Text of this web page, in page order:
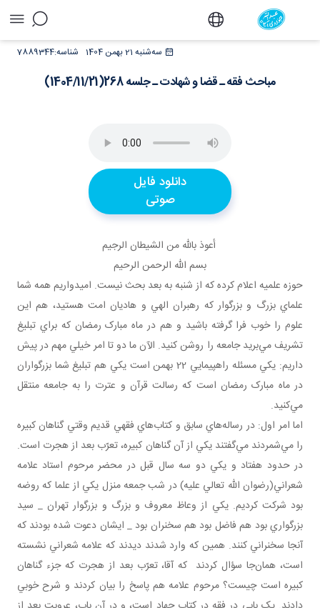
مباحث فقه ـ قضا و شهادت ـ جلسه
سه‌شنبه 21 بهمن 1404 7889344شناسه:
مباحث فقه ـ قضا و شهادت ـ جلسه 268(1404/11/21)
دانلود فایل
صوتی
أعوذ بالله من الشيطان الرجيم
بسم الله الرحمن الرحيم
حوزه علميه اعلام کرده که از شنبه به بعد بحث نيست. اميدواريم همه شما
علماي بزرگ و بزرگوار که رهبران الهي و هاديان امت هستيد، هم اين
علوم را خوب فرا گرفته باشيد و هم در ماه مبارک رمضان که براي تبليغ
تشريف مي‌بريد جامعه را روشن کنيد. الآن ما دو تا امر خيلي مهم در پيش
داريم: يکي مسئله راهپيمايي 22 بهمن است يکي هم تبليغ شما بزرگواران
در ماه مبارک رمضان است که رسالت قرآن و عترت را به جامعه منتقل
مي‌کنيد.
اما امر اول: در رساله‌هاي سابق و کتاب‌هاي فقهي قديم وقتي گناهان کبيره
را مي‌شمردند مي‌گفتند يکي از آن گناهان کبيره، تعرّب بعد از هجرت است.
در حدود هفتاد و يکي دو سه سال قبل در محضر مرحوم استاد علامه
شعراني(رضوان الله تعالي عليه) در شب جمعه منزل يکي از علما که روضه
بود شرکت کرديم. يکي از وعاظ معروف و بزرگ و بزرگوار تهران _ سيد
بزرگواري بود هم فاضل بود هم سخنران بود _ ايشان دعوت شده بودند که
آنجا سخنراني کنند. همين که وارد شدند ديدند که علامه شعراني نشسته
است، همان‌جا سؤال کردند که آقا، تعرّب بعد از هجرت که جزء گناهان
کبيره است چيست؟ مرحوم علامه هم پاسخ را بيان کردند و شرح خوبي